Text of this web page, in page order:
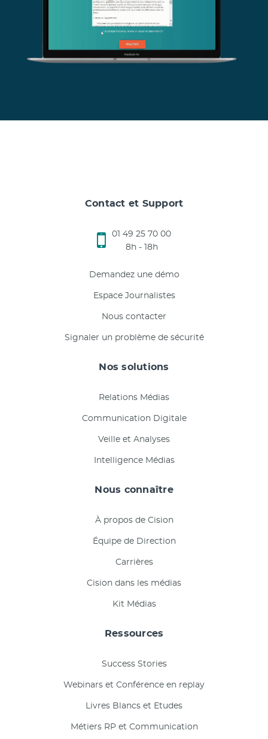
Contact et Support
01 49 25 70 00
8h - 18h
Demandez une démo
Espace Journalistes
Nous contacter
Signaler un problème de sécurité
Nos solutions
Relations Médias
Communication Digitale
Veille et Analyses
Intelligence Médias
Nous connaître
À propos de Cision
Équipe de Direction
Carrières
Cision dans les médias
Kit Médias
Ressources
Success Stories
Webinars et Conférence en replay
Livres Blancs et Etudes
Métiers RP et Communication